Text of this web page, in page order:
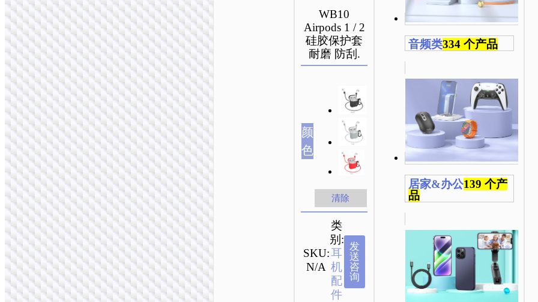
WB10
Airpods 1 / 2
硅胶保护套
耐磨 防刮.
颜
色
清除
SKU:
N/A
类
别:
耳
机
配
件
发
送
咨
询
音频类334 个产品
居家&办公139 个产
品